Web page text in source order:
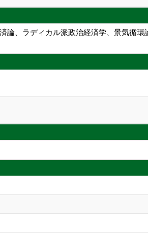
論、ラディカル派政治経済学、景気循環